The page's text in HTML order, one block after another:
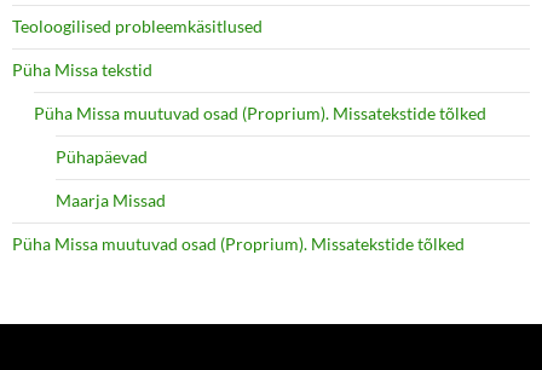
Teoloogilised probleemkäsitlused
Püha Missa tekstid
Püha Missa muutuvad osad (Proprium). Missatekstide tõlked
Pühapäevad
Maarja Missad
Püha Missa muutuvad osad (Proprium). Missatekstide tõlked